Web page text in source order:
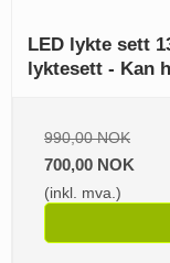
LED lykte sett
lyktesett - Kan
990,00 NOK
700,00 NOK
(inkl. mva.)